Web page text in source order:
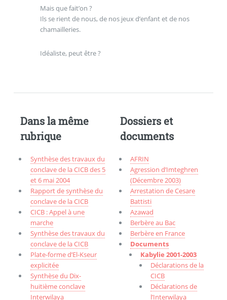
Mais que fait’on ?
Ils se rient de nous, de nos jeux d’enfant et de nos
chamailleries.
Idéaliste, peut être ?
Dans la même
rubrique
Synthèse des travaux du
conclave de la CICB des 5
et 6 mai 2004
Rapport de synthèse du
conclave de la CICB
CICB : Appel à une
marche
Synthèse des travaux du
conclave de la CICB
Plate-forme d’El-Kseur
explicitée
Synthèse du Dix-
huitième conclave
Interwilaya
Dossiers et
documents
AFRIN
Agression d’Imteghren
(Décembre 2003)
Arrestation de Cesare
Battisti
Azawad
Berbère au Bac
Berbère en France
Documents
Kabylie 2001-2003
Déclarations de la
CICB
Déclarations de
l’Interwilaya